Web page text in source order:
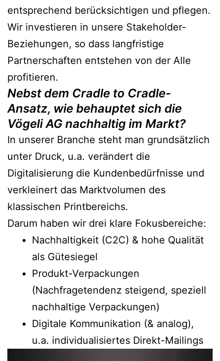
entsprechend berücksichtigen und pflegen.
Wir investieren in unsere Stakeholder-
Beziehungen, so dass langfristige
Partnerschaften entstehen von der Alle
profitieren.
Nebst dem Cradle to Cradle-
Ansatz, wie behauptet sich die
Vögeli AG nachhaltig im Markt?
In unserer Branche steht man grundsätzlich
unter Druck, u.a. verändert die
Digitalisierung die Kundenbedürfnisse und
verkleinert das Marktvolumen des
klassischen Printbereichs.
Darum haben wir drei klare Fokusbereiche:
Nachhaltigkeit (C2C) & hohe Qualität
als Gütesiegel
Produkt-Verpackungen
(Nachfragetendenz steigend, speziell
nachhaltige Verpackungen)
Digitale Kommunikation (& analog),
u.a. individualisiertes Direkt-Mailings